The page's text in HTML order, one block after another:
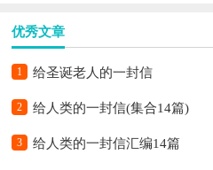
优秀文章
1 给圣诞老人的一封信
2 给人类的一封信(集合14篇)
3 给人类的一封信汇编14篇